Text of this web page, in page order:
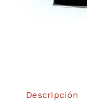
Descripción